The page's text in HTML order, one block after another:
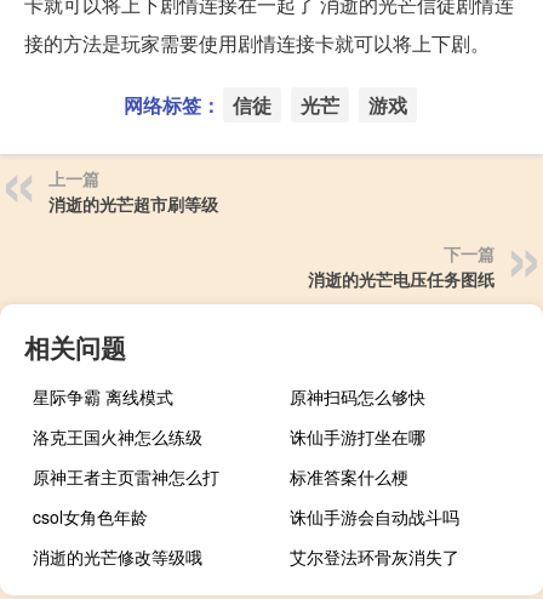
接的方法是玩家需要使用剧情连接卡就可以将上下剧。
网络标签： 信徒 光芒 游戏
上一篇
消逝的光芒超市刷等级
下一篇
消逝的光芒电压任务图纸
相关问题
星际争霸 离线模式
原神扫码怎么够快
洛克王国火神怎么练级
诛仙手游打坐在哪
原神王者主页雷神怎么打
标准答案什么梗
csol女角色年龄
诛仙手游会自动战斗吗
消逝的光芒修改等级哦
艾尔登法环骨灰消失了